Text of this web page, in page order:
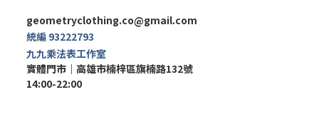
geometryclothing.co@gmail.com
統編 93222793
九九乘法表工作室
實體門市｜ 高雄市楠梓區旗楠路132號
14:00-22:00